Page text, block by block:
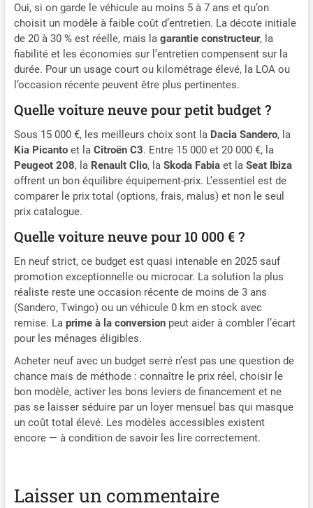
Oui, si on garde le véhicule au moins 5 à 7 ans et qu’on
choisit un modèle à faible coût d’entretien. La décote initiale
de 20 à 30 % est réelle, mais la garantie constructeur, la
fiabilité et les économies sur l’entretien compensent sur la
durée. Pour un usage court ou kilométrage élevé, la LOA ou
l’occasion récente peuvent être plus pertinentes.
Quelle voiture neuve pour petit budget ?
Sous 15 000 €, les meilleurs choix sont la Dacia Sandero, la
Kia Picantoet la Citroën C3. Entre 15 000 et 20 000 €, la
Peugeot 208, la Renault Clio, la Skoda Fabiaet la Seat Ibiza
offrent un bon équilibre équipement-prix. L’essentiel est de
comparer le prix total (options, frais, malus) et non le seul
prix catalogue.
Quelle voiture neuve pour 10 000 € ?
En neuf strict, ce budget est quasi intenable en 2025 sauf
promotion exceptionnelle ou microcar. La solution la plus
réaliste reste une occasion récente de moins de 3 ans
(Sandero, Twingo) ou un véhicule 0 km en stock avec
remise. La prime à la conversionpeut aider à combler l’écart
pour les ménages éligibles.
Acheter neuf avec un budget serré n’est pas une question de
chance mais de méthode : connaître le prix réel, choisir le
bon modèle, activer les bons leviers de financement et ne
pas se laisser séduire par un loyer mensuel bas qui masque
un coût total élevé. Les modèles accessibles existent
encore — à condition de savoir les lire correctement.
Laisser un commentaire